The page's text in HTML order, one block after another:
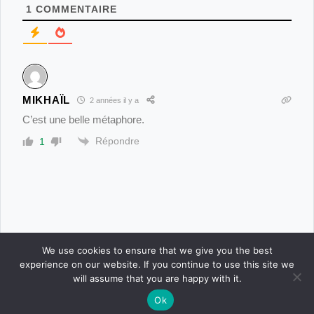
Haïku Dans ta peau
Haïku Été
Haïku Étrusque
Haïku Forget me not
Haïku Girafe
1 COMMENTAIRE
MIKHAÏL 2 années il y a
C’est une belle métaphore.
1 Répondre
CONCOURS
We use cookies to ensure that we give you the best
experience on our website. If you continue to use this site we
will assume that you are happy with it.
Ok